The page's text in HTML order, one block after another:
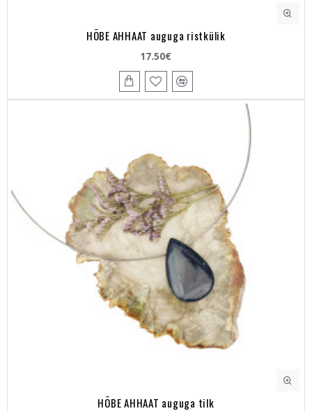
HÕBE AHHAAT auguga ristkülik
17.50€
HÕBE AHHAAT auguga tilk